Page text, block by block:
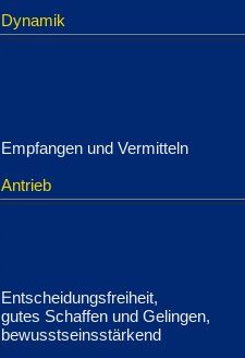
Dynamik
Empfangen und Vermitteln
Antrieb
Entscheidungsfreiheit,
gutes Schaffen und Gelingen,
bewusstseinsstärkend